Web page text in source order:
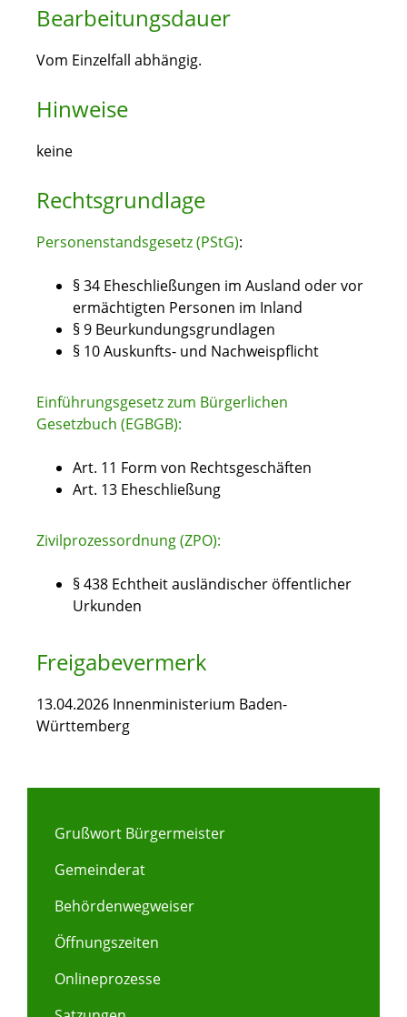
Bearbeitungsdauer
Vom Einzelfall abhängig.
Hinweise
keine
Rechtsgrundlage
Personenstandsgesetz (PStG):
§ 34 Eheschließungen im Ausland oder vor
ermächtigten Personen im Inland
§ 9 Beurkundungsgrundlagen
§ 10 Auskunfts- und Nachweispflicht
Einführungsgesetz zum Bürgerlichen
Gesetzbuch (EGBGB):
Art. 11 Form von Rechtsgeschäften
Art. 13 Eheschließung
Zivilprozessordnung (ZPO):
§ 438 Echtheit ausländischer öffentlicher
Urkunden
Freigabevermerk
13.04.2026 Innenministerium Baden-
Württemberg
Grußwort Bürgermeister
Gemeinderat
Behördenwegweiser
Öffnungszeiten
Onlineprozesse